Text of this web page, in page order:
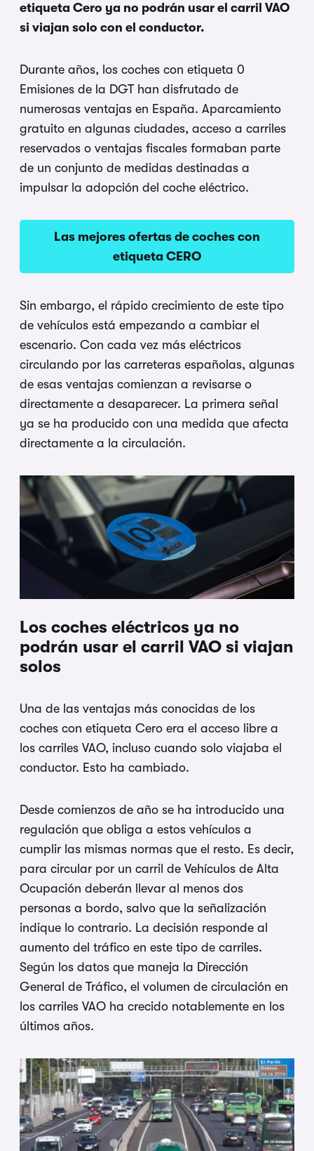
etiqueta Cero ya no podrán usar el carril VAO
si viajan solo con el conductor.
Durante años, los coches con etiqueta 0
Emisiones de la DGT han disfrutado de
numerosas ventajas en España. Aparcamiento
gratuito en algunas ciudades, acceso a carriles
reservados o ventajas fiscales formaban parte
de un conjunto de medidas destinadas a
impulsar la adopción del coche eléctrico.
Las mejores ofertas de coches con
etiqueta CERO
Sin embargo, el rápido crecimiento de este tipo
de vehículos está empezando a cambiar el
escenario. Con cada vez más eléctricos
circulando por las carreteras españolas, algunas
de esas ventajas comienzan a revisarse o
directamente a desaparecer. La primera señal
ya se ha producido con una medida que afecta
directamente a la circulación.
Los coches eléctricos ya no
podrán usar el carril VAO si viajan
solos
Una de las ventajas más conocidas de los
coches con etiqueta Cero era el acceso libre a
los carriles VAO, incluso cuando solo viajaba el
conductor. Esto ha cambiado.
Desde comienzos de año se ha introducido una
regulación que obliga a estos vehículos a
cumplir las mismas normas que el resto. Es decir,
para circular por un carril de Vehículos de Alta
Ocupación deberán llevar al menos dos
personas a bordo, salvo que la señalización
indique lo contrario. La decisión responde al
aumento del tráfico en este tipo de carriles.
Según los datos que maneja la Dirección
General de Tráfico, el volumen de circulación en
los carriles VAO ha crecido notablemente en los
últimos años.